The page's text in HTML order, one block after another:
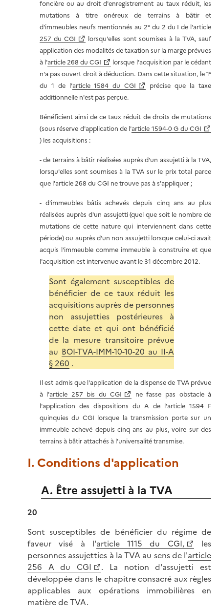
foncière ou au droit d'enregistrement au taux réduit, les
mutations à titre onéreux de terrains à bâtir et
d'immeubles neufs mentionnés au 2° du 2 du I de l'article
257 du CGI
lorsqu'elles sont soumises à la TVA, sauf
application des modalités de taxation sur la marge prévues
à l'article 268 du CGI
lorsque l'acquisition par le cédant
n'a pas ouvert droit à déduction. Dans cette situation, le 1°
du 1 de l'article 1584 du CGI
précise que la taxe
additionnelle n'est pas perçue.
Bénéficient ainsi de ce taux réduit de droits de mutations
(sous réserve d'application de l'article 1594-0 G du CGI
) les acquisitions :
- de terrains à bâtir réalisées auprès d'un assujetti à la TVA,
lorsqu'elles sont soumises à la TVA sur le prix total parce
que l'article 268 du CGI ne trouve pas à s'appliquer ;
- d'immeubles bâtis achevés depuis cinq ans au plus
réalisées auprès d'un assujetti (quel que soit le nombre de
mutations de cette nature qui interviennent dans cette
période) ou auprès d'un non assujetti lorsque celui-ci avait
acquis l'immeuble comme immeuble à construire et que
l'acquisition est intervenue avant le 31 décembre 2012.
Sont également susceptibles de
bénéficier de ce taux réduit les
acquisitions auprès de personnes
non assujetties postérieures à
cette date et qui ont bénéficié
de la mesure transitoire prévue
au BOI-TVA-IMM-10-10-20 au II-A
§ 260 .
Il est admis que l'application de la dispense de TVA prévue
à l'article 257 bis du CGI
ne fasse pas obstacle à
l'application des dispositions du A de l'article 1594 F
quinquies du CGI lorsque la transmission porte sur un
immeuble achevé depuis cinq ans au plus, voire sur des
terrains à bâtir attachés à l'universalité transmise.
I. Conditions d'application
A. Être assujetti à la TVA
20
Sont susceptibles de bénéficier du régime de
faveur visé à l'article 1115 du CGI,
les
personnes assujetties à la TVA au sens de l'article
256 A du CGI
. La notion d'assujetti est
développée dans le chapitre consacré aux règles
applicables aux opérations immobilières en
matière de TVA.